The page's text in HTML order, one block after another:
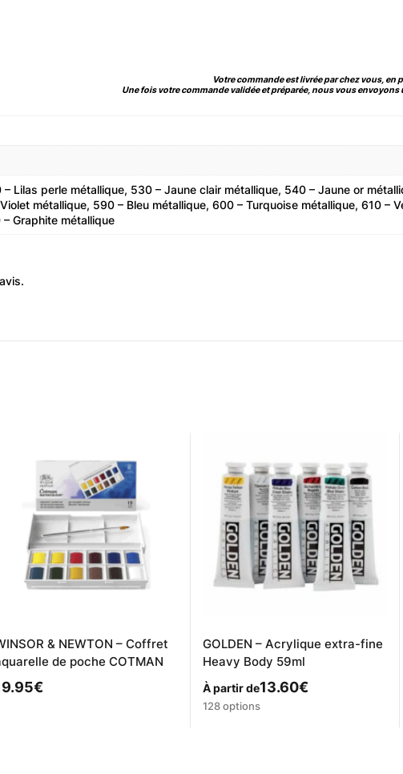
Votre commande est livrée par chez vous, en
Une fois votre commande validée et préparée, nous vous
Lilas perle métallique, 530 – Jaune clair métallique, 540 – Jaune or
métallique, 590 – Bleu métallique, 600 – Turquoise métallique, 610 –
Graphite métallique
& NEWTON – Coffret
de poche COTMAN
€
GOLDEN – Acrylique extra-fine
Heavy Body 59ml
À partir de13.60€
Ce
128 options